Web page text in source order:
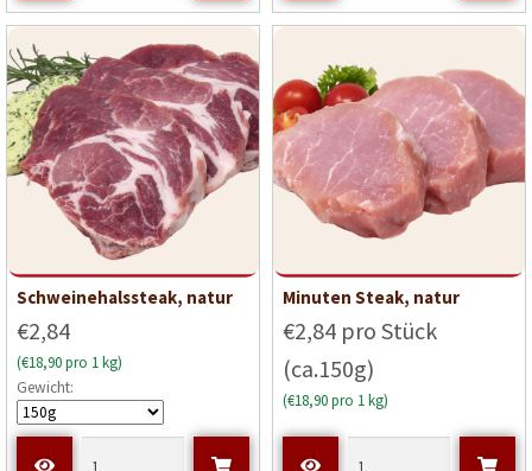
Schweinehalssteak, natur
€2,84
(€18,90 pro 1 kg)
Gewicht:
Minuten Steak, natur
€2,84 pro Stück
(ca.150g)
(€18,90 pro 1 kg)